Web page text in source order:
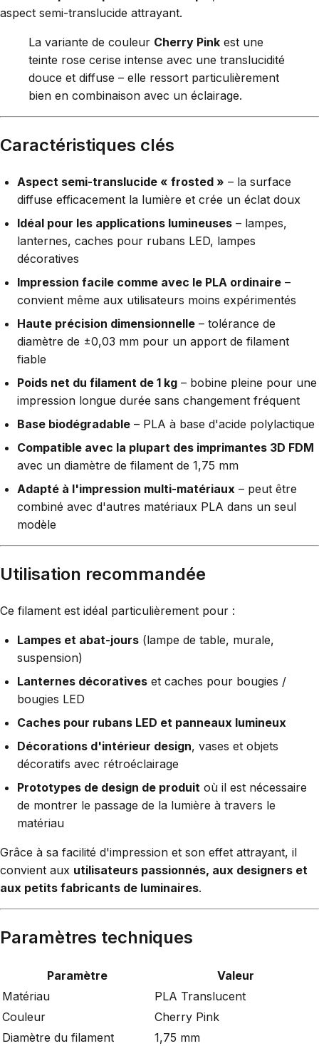
aspect semi-translucide attrayant.
La variante de couleur Cherry Pink est une
teinte rose cerise intense avec une translucidité
douce et diffuse – elle ressort particulièrement
bien en combinaison avec un éclairage.
Caractéristiques clés
Aspect semi-translucide « frosted » – la surface
diffuse efficacement la lumière et crée un éclat doux
Idéal pour les applications lumineuses – lampes,
lanternes, caches pour rubans LED, lampes
décoratives
Impression facile comme avec le PLA ordinaire –
convient même aux utilisateurs moins expérimentés
Haute précision dimensionnelle – tolérance de
diamètre de ±0,03 mm pour un apport de filament
fiable
Poids net du filament de 1 kg – bobine pleine pour une
impression longue durée sans changement fréquent
Base biodégradable – PLA à base d'acide polylactique
Compatible avec la plupart des imprimantes 3D FDM
avec un diamètre de filament de 1,75 mm
Adapté à l'impression multi-matériaux – peut être
combiné avec d'autres matériaux PLA dans un seul
modèle
Utilisation recommandée
Ce filament est idéal particulièrement pour :
Lampes et abat-jours (lampe de table, murale,
suspension)
Lanternes décoratives et caches pour bougies /
bougies LED
Caches pour rubans LED et panneaux lumineux
Décorations d'intérieur design, vases et objets
décoratifs avec rétroéclairage
Prototypes de design de produit où il est nécessaire
de montrer le passage de la lumière à travers le
matériau
Grâce à sa facilité d'impression et son effet attrayant, il
convient aux utilisateurs passionnés, aux designers et
aux petits fabricants de luminaires.
Paramètres techniques
Paramètre
Valeur
Matériau
PLA Translucent
Couleur
Cherry Pink
Diamètre du filament
1,75 mm